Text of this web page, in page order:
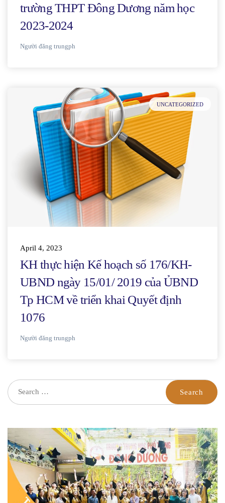
trường THPT Đông Dương năm học
2023-2024
Người đăng trungph
UNCATEGORIZED
April 4, 2023
KH thực hiện Kế hoạch số 176/KH-
UBND ngày 15/01/ 2019 của ỦBND
Tp HCM về triển khai Quyết định
1076
Người đăng trungph